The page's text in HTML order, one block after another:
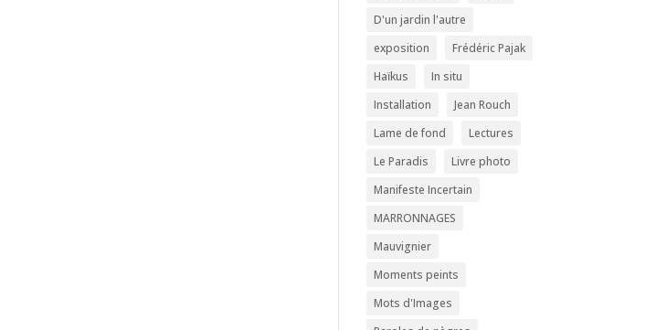
D'un jardin l'autre
exposition
Frédéric Pajak
Haïkus
In situ
Installation
Jean Rouch
Lame de fond
Lectures
Le Paradis
Livre photo
Manifeste Incertain
MARRONNAGES
Mauvignier
Moments peints
Mots d'Images